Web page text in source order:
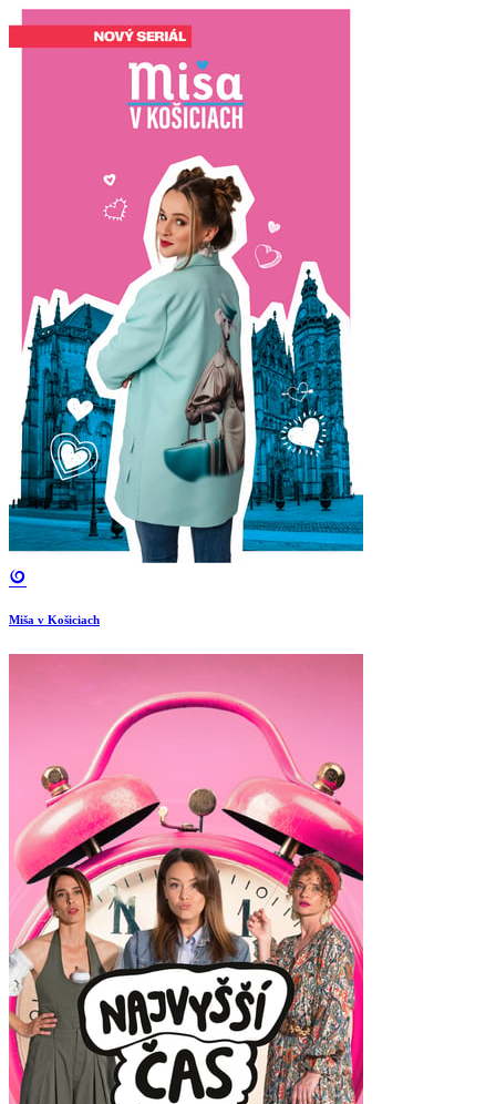
Miša v Košiciach